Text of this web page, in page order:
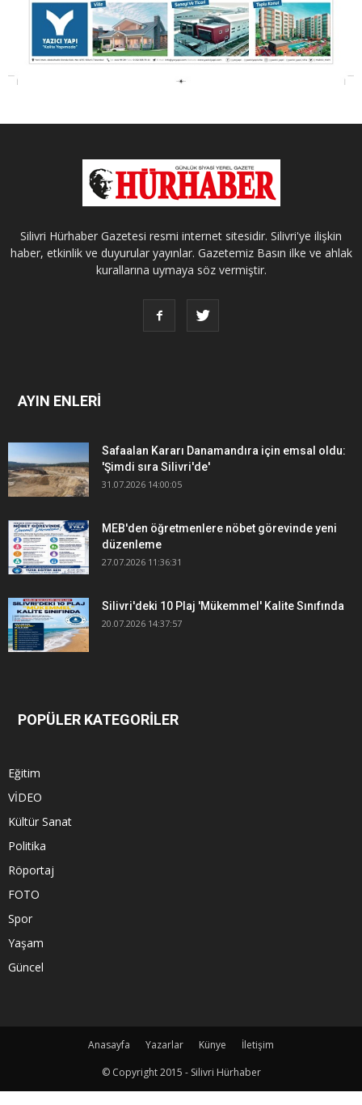
Silivri Hürhaber Gazetesi resmi internet sitesidir. Silivri'ye ilişkin
haber, etkinlik ve duyurular yayınlar. Gazetemiz Basın ilke ve ahlak
kurallarına uymaya söz vermiştir.
AYIN ENLERİ
Safaalan Kararı Danamandıra için emsal oldu:
'Şimdi sıra Silivri'de'
31.07.2026 14:00:05
MEB'den öğretmenlere nöbet görevinde yeni
düzenleme
27.07.2026 11:36:31
Silivri'deki 10 Plaj 'Mükemmel' Kalite Sınıfında
20.07.2026 14:37:57
POPÜLER KATEGORİLER
Eğitim
VİDEO
Kültür Sanat
Politika
Röportaj
FOTO
Spor
Yaşam
Güncel
Anasayfa Yazarlar Künye
İletişim
© Copyright 2015 - Silivri Hürhaber